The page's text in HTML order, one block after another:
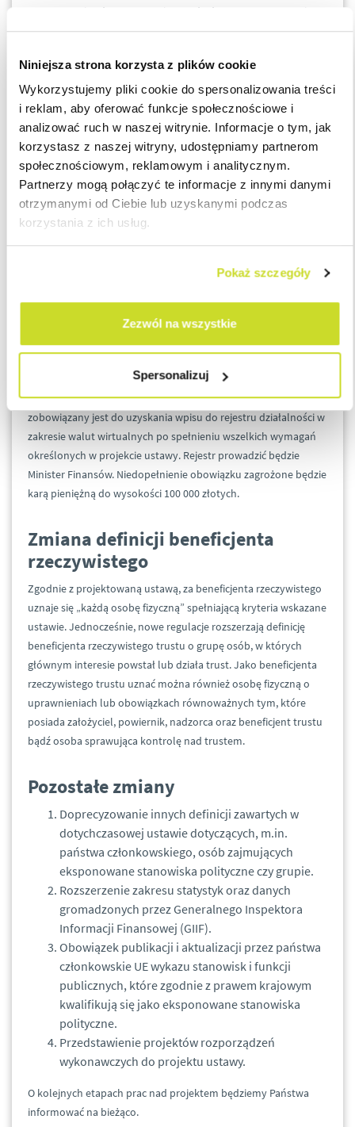
Niniejsza strona korzysta z plików cookie
Wykorzystujemy pliki cookie do spersonalizowania treści
i reklam, aby oferować funkcje społecznościowe i
analizować ruch w naszej witrynie. Informacje o tym, jak
korzystasz z naszej witryny, udostępniamy partnerom
społecznościowym, reklamowym i analitycznym.
Partnerzy mogą połączyć te informacje z innymi danymi
otrzymanymi od Ciebie lub uzyskanymi podczas
korzystania z ich usług.
Pokaż szczegóły
Zezwól na wszystkie
Spersonalizuj
Nowe przepisy doprecyzowują zasady dotyczące stosowania
środków bezpieczeństwa finansowego, a także działań
związanych z państwami trzecimi wysokiego ryzyka, w tym
m.in. poprzez wprowadzenie obowiązku uzyskania
dodatkowych informacji o kliencie, jego beneficjencie
rzeczywistym, czy o przyczynach i okolicznościach
zamierzonych lub przeprowadzonych transakcji.
W celu egzekwowania nowych obowiązków projektodawca
rozszerzył katalog sankcji administracyjnych z tytułu
niedopełnienia określonych obowiązków przez instytucje
obowiązane, w tym m.in. w zakresie nawiązywania stosunków
gospodarczych lub prowadzenia działalności związanej z
Obowiązek rejestracji działalności
w zakresie walut wirtualnych
Każdy podmiot zainteresowany świadczeniem usług w zakresie
wymiany walut pomiędzy walutami wirtualnymi a fiducjarnymi
zobowiązany jest do uzyskania wpisu do rejestru działalności w
zakresie walut wirtualnych po spełnieniu wszelkich wymagań
określonych w projekcie ustawy. Rejestr prowadzić będzie
Minister Finansów. Niedopełnienie obowiązku zagrożone będzie
karą pieniężną do wysokości 100 000 złotych.
Zmiana definicji beneficjenta
rzeczywistego
Zgodnie z projektowaną ustawą, za beneficjenta rzeczywistego
uznaje się „każdą osobę fizyczną” spełniającą kryteria wskazane
ustawie. Jednocześnie, nowe regulacje rozszerzają definicję
beneficjenta rzeczywistego trustu o grupę osób, w których
głównym interesie powstał lub działa trust. Jako beneficjenta
rzeczywistego trustu uznać można również osobę fizyczną o
uprawnieniach lub obowiązkach równoważnych tym, które
posiada założyciel, powiernik, nadzorca oraz beneficjent trustu
bądź osoba sprawująca kontrolę nad trustem.
Pozostałe zmiany
Doprecyzowanie innych definicji zawartych w
dotychczasowej ustawie dotyczących, m.in.
państwa członkowskiego, osób zajmujących
eksponowane stanowiska polityczne czy grupie.
Rozszerzenie zakresu statystyk oraz danych
gromadzonych przez Generalnego Inspektora
Informacji Finansowej (GIIF).
Obowiązek publikacji i aktualizacji przez państwa
członkowskie UE wykazu stanowisk i funkcji
publicznych, które zgodnie z prawem krajowym
kwalifikują się jako eksponowane stanowiska
polityczne.
Przedstawienie projektów rozporządzeń
wykonawczych do projektu ustawy.
O kolejnych etapach prac nad projektem będziemy Państwa
informować na bieżąco.